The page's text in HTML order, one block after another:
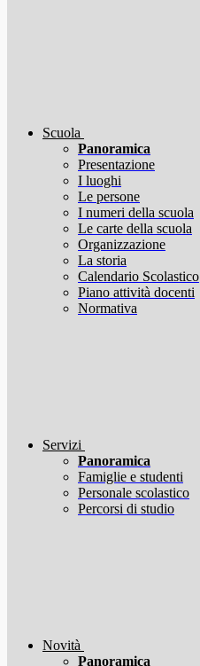
Scuola
Panoramica
Presentazione
I luoghi
Le persone
I numeri della scuola
Le carte della scuola
Organizzazione
La storia
Calendario Scolastico
Piano attività docenti
Normativa
Servizi
Panoramica
Famiglie e studenti
Personale scolastico
Percorsi di studio
Novità
Panoramica